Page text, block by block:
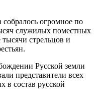
огромное по
служилых поместных
тысячи стрельцов и
Русской земли
представители всех
в состав русской